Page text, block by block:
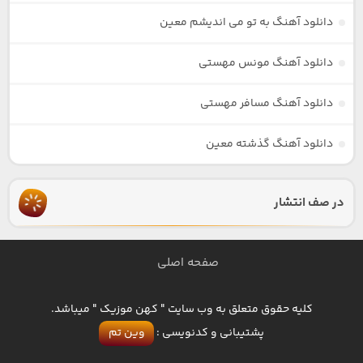
دانلود آهنگ به تو می اندیشم معین
دانلود آهنگ مونس مهستی
دانلود آهنگ مسافر مهستی
دانلود آهنگ گذشته معین
در صف انتشار
صفحه اصلی
کلیه حقوق متعلق به وب سایت " کهن موزیک " میباشد.
پشتیبانی و کدنویسی : وین تم